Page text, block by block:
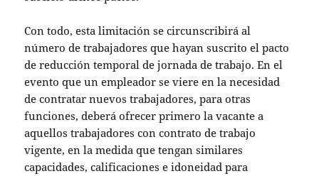
Con todo, esta limitación se circunscribirá al
número de trabajadores que hayan suscrito el pacto
de reducción temporal de jornada de trabajo. En el
evento que un empleador se viere en la necesidad
de contratar nuevos trabajadores, para otras
funciones, deberá ofrecer primero la vacante a
aquellos trabajadores con contrato de trabajo
vigente, en la medida que tengan similares
capacidades, calificaciones e idoneidad para